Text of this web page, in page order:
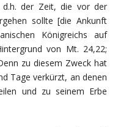
d.h. der Zeit, die vor der
sollte [die Ankunft
Königreichs auf
von Mt. 24,22;
zu diesem Zweck hat
Tage verkürzt, an denen
und zu seinem Erbe